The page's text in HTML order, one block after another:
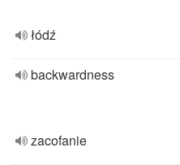
łódź
backwardness
zacofanie